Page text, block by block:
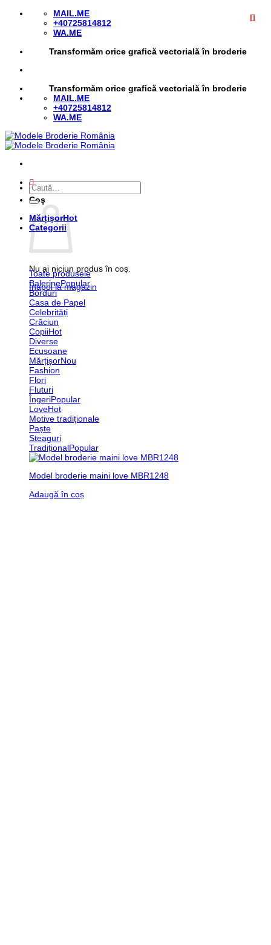
Skip
MAIL.ME
+40725814812
WA.ME
Transformăm orice grafică vectorială în broderie
Transformăm orice grafică vectorială în broderie
MAIL.ME
+40725814812
WA.ME
Coș
Nu ai niciun produs în coș.
Înapoi la magazin
Caută
după:
Mărțișor
Categorii
Toate produsele
Balerine
Borduri
Casa de Papel
Celebrități
Crăciun
Copii
Diverse
Ecusoane
Mărțișor
Fashion
Flori
Fluturi
Îngeri
Love
Motive tradiționale
Paște
Steaguri
Tradițional
Model broderie maini love MBR1248
Adaugă în coș